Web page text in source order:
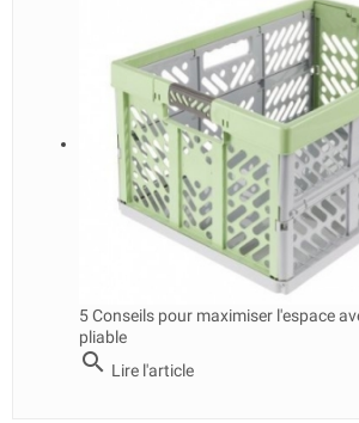
5 Conseils pour maximiser l'espace
pliable
search Lire l'article